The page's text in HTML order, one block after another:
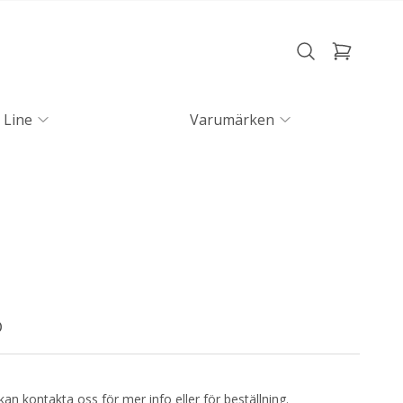
Line Varumärken
kontakta oss för mer info eller för beställning.